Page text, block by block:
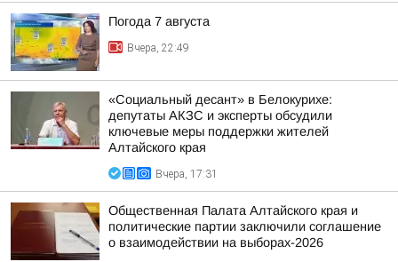
Погода 7 августа
Вчера, 22:49
«Социальный десант» в Белокурихе:
депутаты АКЗС и эксперты обсудили
ключевые меры поддержки жителей
Алтайского края
Вчера, 17:31
Общественная Палата Алтайского края и
политические партии заключили соглашение
о взаимодействии на выборах-2026